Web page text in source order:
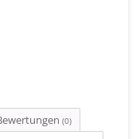
(0)